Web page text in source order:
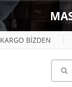
KARGO BİZDEN